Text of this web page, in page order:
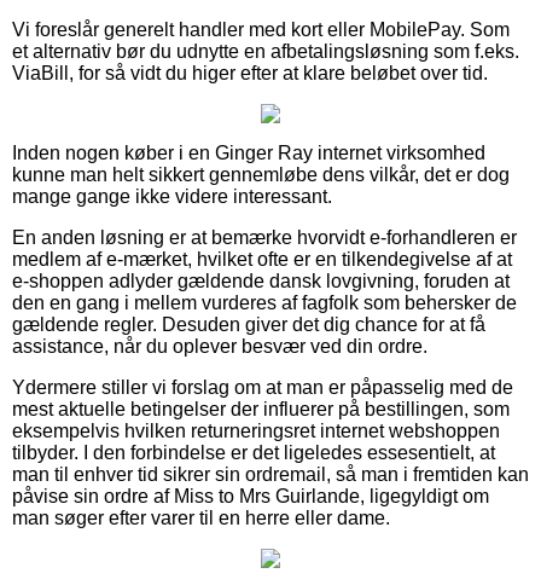
Vi foreslår generelt handler med kort eller MobilePay. Som
et alternativ bør du udnytte en afbetalingsløsning som f.eks.
ViaBill, for så vidt du higer efter at klare beløbet over tid.
Inden nogen køber i en Ginger Ray internet virksomhed
kunne man helt sikkert gennemløbe dens vilkår, det er dog
mange gange ikke videre interessant.
En anden løsning er at bemærke hvorvidt e-forhandleren er
medlem af e-mærket, hvilket ofte er en tilkendegivelse af at
e-shoppen adlyder gældende dansk lovgivning, foruden at
den en gang i mellem vurderes af fagfolk som behersker de
gældende regler. Desuden giver det dig chance for at få
assistance, når du oplever besvær ved din ordre.
Ydermere stiller vi forslag om at man er påpasselig med de
mest aktuelle betingelser der influerer på bestillingen, som
eksempelvis hvilken returneringsret internet webshoppen
tilbyder. I den forbindelse er det ligeledes essesentielt, at
man til enhver tid sikrer sin ordremail, så man i fremtiden kan
påvise sin ordre af Miss to Mrs Guirlande, ligegyldigt om
man søger efter varer til en herre eller dame.